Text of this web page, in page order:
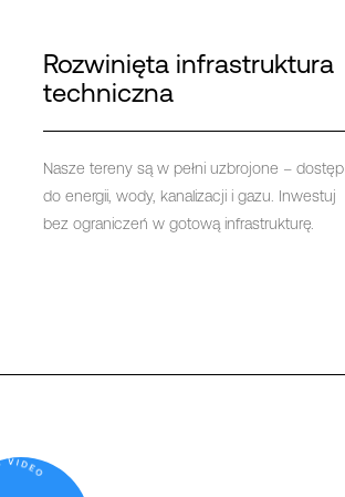
Rozwinięta infrastruktura
techniczna
Nasze tereny są w pełni uzbrojone – dostęp
do energii, wody, kanalizacji i gazu. Inwestuj
bez ograniczeń w gotową infrastrukturę.